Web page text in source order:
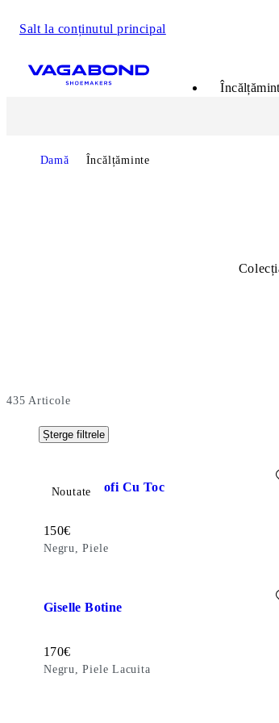
Salt la conținutul principal
Start page
Damă Încălțăminte
435 Articole
Șterge filtrele
Ilona Pantofi Cu Toc
Noutate
Preț:
150€
Negru, Piele
Adăugați la favorite: ILONA PANTOFI CU
Giselle Botine
Preț:
170€
Negru, Piele Lacuita
Adăugați la favorite: GISELLE BOTINE